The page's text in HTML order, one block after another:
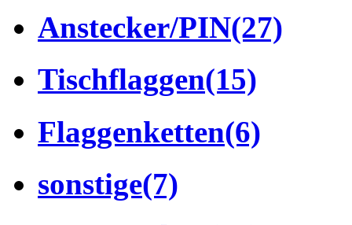
Anstecker/PIN(27)
Tischflaggen(15)
Flaggenketten(6)
sonstige(7)